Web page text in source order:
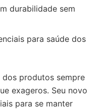
durabilidade sem
para saúde dos
dos produtos sempre
exageros. Seu novo
para se manter